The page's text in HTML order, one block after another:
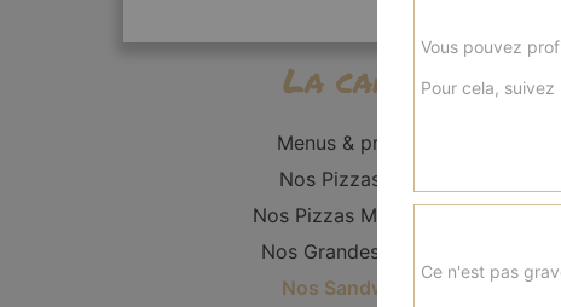
La carte
Menus & promos
Nos Pizzas Solo
Nos Pizzas Moyennes
Nos Grandes Pizzas
Nos Sandwichs
Vous pouvez
Pour cela, suivez
Ce n'est pas